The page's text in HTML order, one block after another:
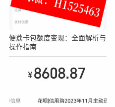
便荔卡包额度变现：全面解析与
操作指南